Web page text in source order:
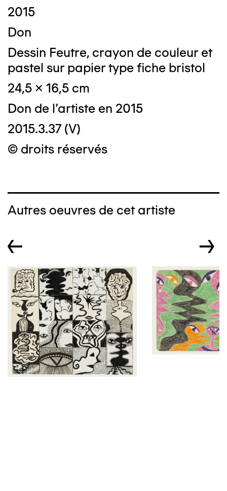
2015
Don
Dessin Feutre, crayon de couleur et
pastel sur papier type fiche bristol
24,5 x 16,5 cm
Don de l'artiste en 2015
2015.3.37 (V)
© droits réservés
Autres oeuvres de cet artiste
← →